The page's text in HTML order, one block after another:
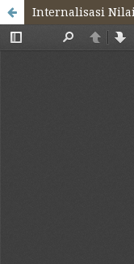
Internalisasi